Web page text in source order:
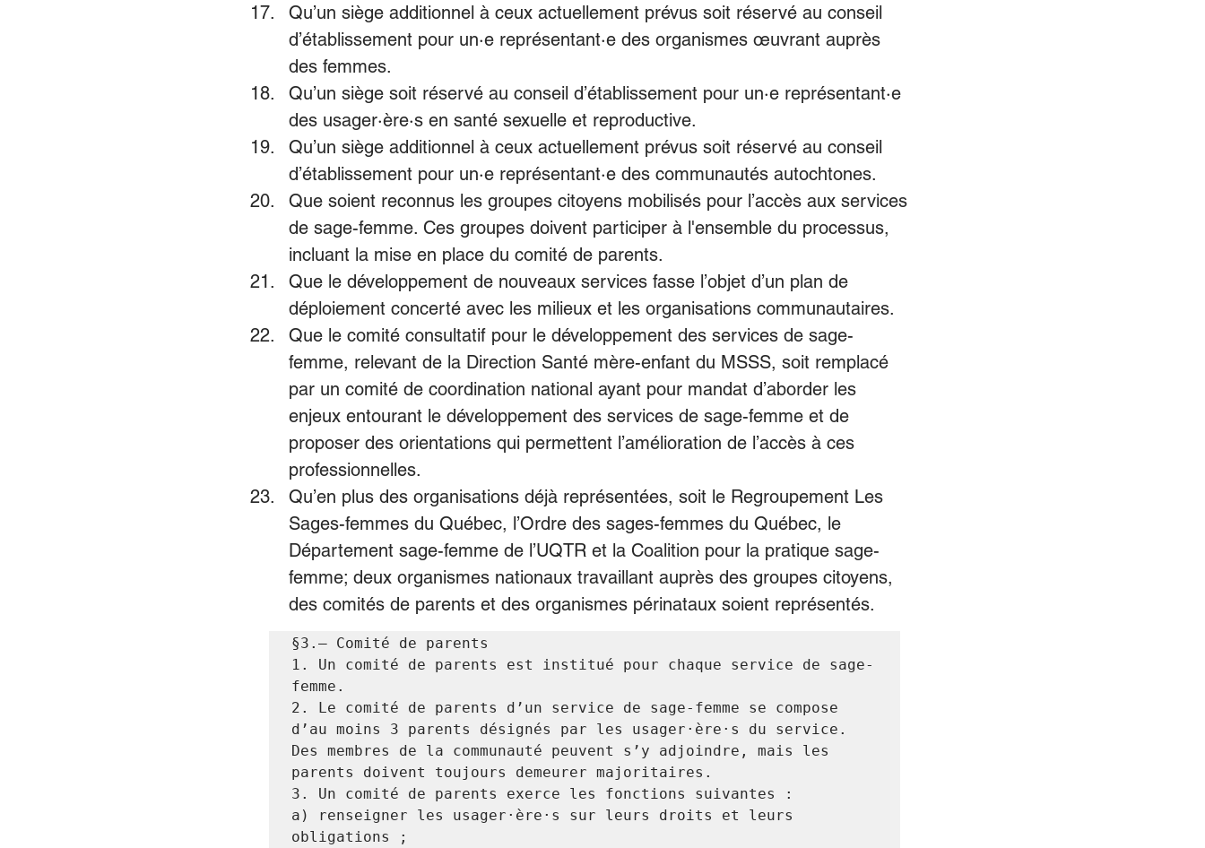
Qu’un siège additionnel à ceux actuellement prévus soit réservé au conseil
d’établissement pour un·e représentant·e des organismes œuvrant auprès
des femmes.
Qu’un siège soit réservé au conseil d’établissement pour un·e représentant·e
des usager·ère·s en santé sexuelle et reproductive.
Qu’un siège additionnel à ceux actuellement prévus soit réservé au conseil
d’établissement pour un·e représentant·e des communautés autochtones.
Que soient reconnus les groupes citoyens mobilisés pour l’accès aux services
de sage-femme. Ces groupes doivent participer à l'ensemble du processus,
incluant la mise en place du comité de parents.
Que le développement de nouveaux services fasse l’objet d’un plan de
déploiement concerté avec les milieux et les organisations communautaires.
Que le comité consultatif pour le développement des services de sage-
femme, relevant de la Direction Santé mère-enfant du MSSS, soit remplacé
par un comité de coordination national ayant pour mandat d’aborder les
enjeux entourant le développement des services de sage-femme et de
proposer des orientations qui permettent l’amélioration de l’accès à ces
professionnelles.
Qu’en plus des organisations déjà représentées, soit le Regroupement Les
Sages-femmes du Québec, l’Ordre des sages-femmes du Québec, le
Département sage-femme de l’UQTR et la Coalition pour la pratique sage-
femme; deux organismes nationaux travaillant auprès des groupes citoyens,
des comités de parents et des organismes périnataux soient représentés.
§3.— Comité de parents
1. Un comité de parents est institué pour chaque service de sage-
femme.
2. Le comité de parents d’un service de sage-femme se compose
d’au moins 3 parents désignés par les usager·ère·s du service.
Des membres de la communauté peuvent s’y adjoindre, mais les
parents doivent toujours demeurer majoritaires.
3. Un comité de parents exerce les fonctions suivantes :
a) renseigner les usager·ère·s sur leurs droits et leurs
obligations ;